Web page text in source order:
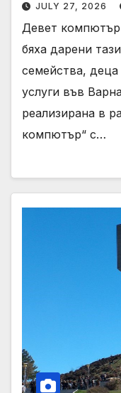
JULY 27, 2026
Девет
бяха дарени
семейства,
услуги във
реализирана в
компютър“ с…